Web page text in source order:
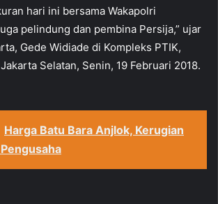
hari ini bersama Wakapolri
pelindung dan pembina Persija,” ujar
Gede Widiade di Kompleks PTIK,
Selatan, Senin, 19 Februari 2018.
Harga Batu Bara Anjlok, Kerugian